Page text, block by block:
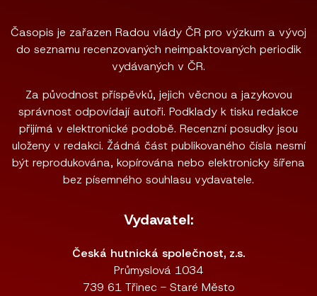
Časopis je zařazen Radou vlády ČR pro výzkum a vývoj
do seznamu recenzovaných neimpaktovaných periodik
vydávaných v ČR.
Za původnost příspěvků, jejich věcnou a jazykovou
správnost odpovídají autoři. Podklady k tisku redakce
přijímá v elektronické podobě. Recenzní posudky jsou
uloženy v redakci. Žádná část publikovaného čísla nesmí
být reprodukována, kopírována nebo elektronicky šířena
bez písemného souhlasu vydavatele.
Vydavatel:
Česká hutnická společnost, z.s.
Průmyslová 1034
739 61 Třinec - Staré Město